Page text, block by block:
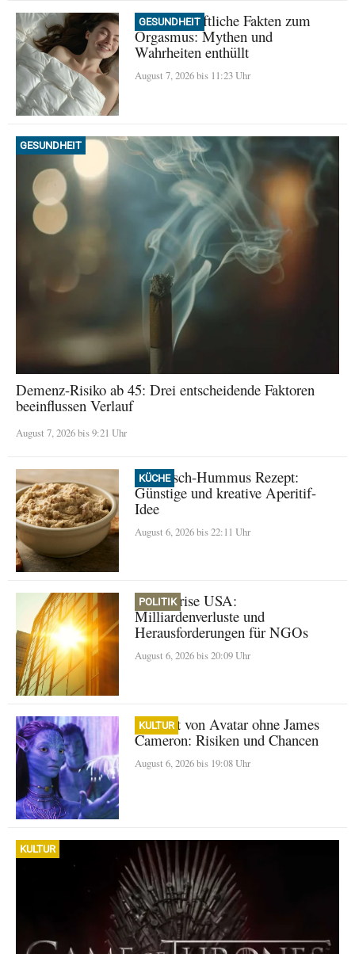
GESUNDHEIT
Wissenschaftliche Fakten zum
Orgasmus: Mythen und
Wahrheiten enthüllt
August 7, 2026 bis 11:23 Uhr
GESUNDHEIT
Demenz-Risiko ab 45: Drei entscheidende Faktoren
beeinflussen Verlauf
August 7, 2026 bis 9:21 Uhr
KÜCHE
Thunfisch-Hummus Rezept:
Günstige und kreative Aperitif-
Idee
August 6, 2026 bis 22:11 Uhr
POLITIK
Klimakrise USA:
Milliardenverluste und
Herausforderungen für NGOs
August 6, 2026 bis 20:09 Uhr
KULTUR
Zukunft von Avatar ohne James
Cameron: Risiken und Chancen
August 6, 2026 bis 19:08 Uhr
KULTUR